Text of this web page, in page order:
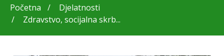
Početna
Djelatnosti
Zdravstvo, socijalna skrb...